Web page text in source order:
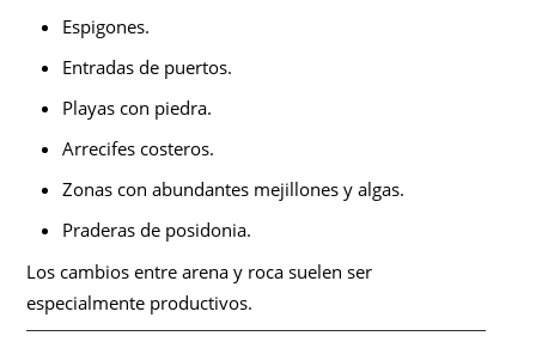
Espigones.
Entradas de puertos.
Playas con piedra.
Arrecifes costeros.
Zonas con abundantes mejillones y algas.
Praderas de posidonia.
Los cambios entre arena y roca suelen ser
especialmente productivos.